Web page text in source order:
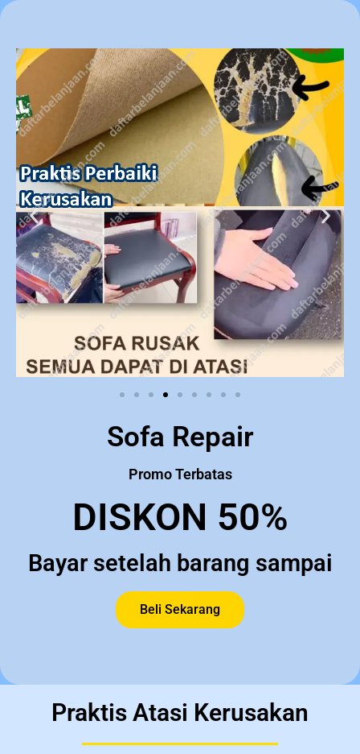
Sofa Repair
Promo Terbatas
DISKON 50%
Bayar setelah barang sampai
Beli Sekarang
Praktis Atasi Kerusakan